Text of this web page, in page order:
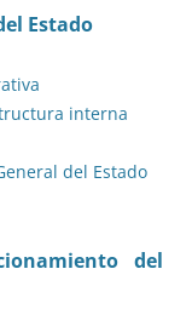
Estado
interna
del Estado
del